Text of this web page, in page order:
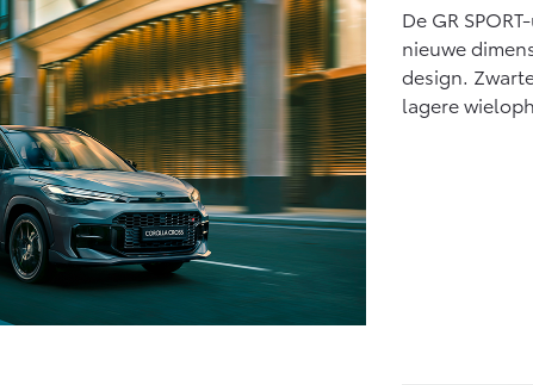
De GR
nieuwe
design.
lagere